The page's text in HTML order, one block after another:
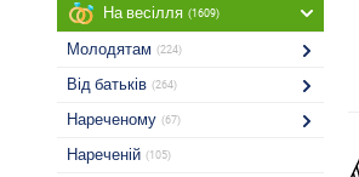
На весілля (1609)
Молодятам (224)
Від батьків (264)
Нареченому (67)
Нареченій (105)